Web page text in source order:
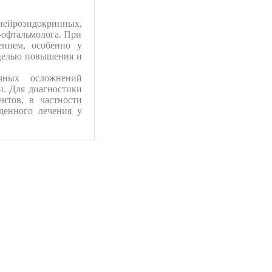
При
особенно у
повышения и
осложнений
Для диагностики
в частности
лечения у